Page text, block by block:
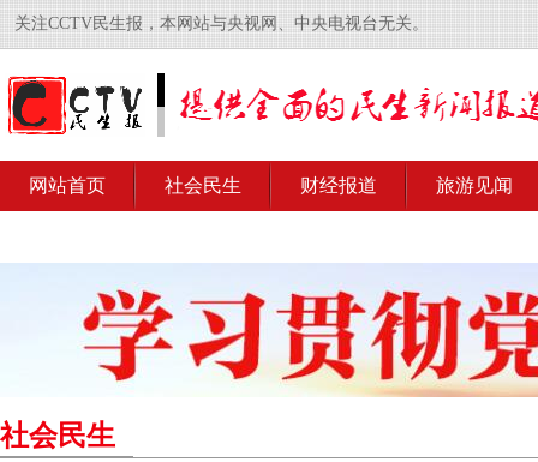
关注CCTV民生报，本网站与央视网、中央电视台无关。
网站首页 社会民生 财经报道 旅游见闻
社会民生